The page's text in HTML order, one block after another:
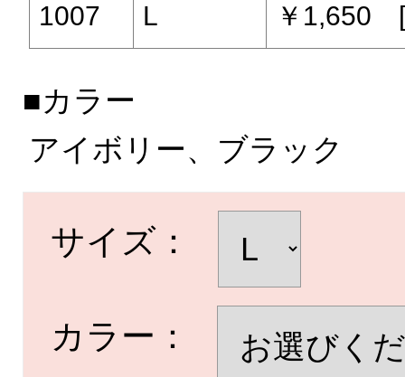
1007 L ￥1,650
■カラー
アイボリー、ブラック
サイズ：
カラー：